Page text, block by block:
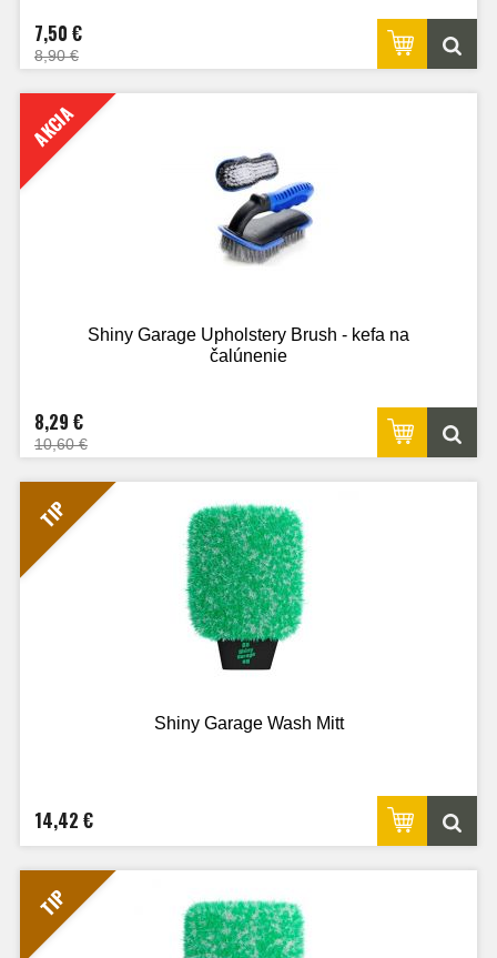
7,50 €
8,90 €
AKCIA
Shiny Garage Upholstery Brush - kefa na
čalúnenie
8,29 €
10,60 €
TIP
Shiny Garage Wash Mitt
14,42 €
TIP